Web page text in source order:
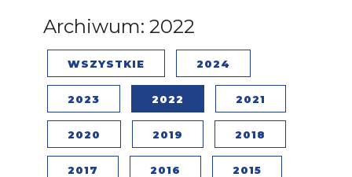
Archiwum: 2022
WSZYSTKIE 2024
2023 2022 2021
2020 2019 2018
2017 2016 2015